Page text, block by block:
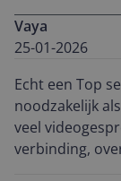
vind is dat je
tussen de
half uurtje
gewoon
dit echt een
Vaya
25-01-2026
Echt een Top
noodzakelijk
veel
verbinding,